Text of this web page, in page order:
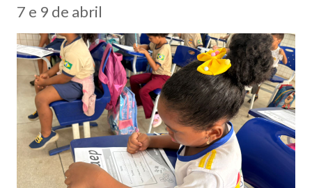
7 e 9 de abril